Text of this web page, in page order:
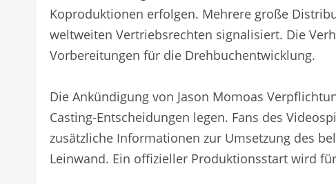
Koproduktionen erfolgen. Mehrere große
weltweiten Vertriebsrechten signalisiert. Die
Vorbereitungen für die Drehbuchentwicklung.
Die Ankündigung von Jason Momoas
Casting-Entscheidungen legen. Fans des
zusätzliche Informationen zur Umsetzung des
Leinwand. Ein offizieller Produktionsstart wird